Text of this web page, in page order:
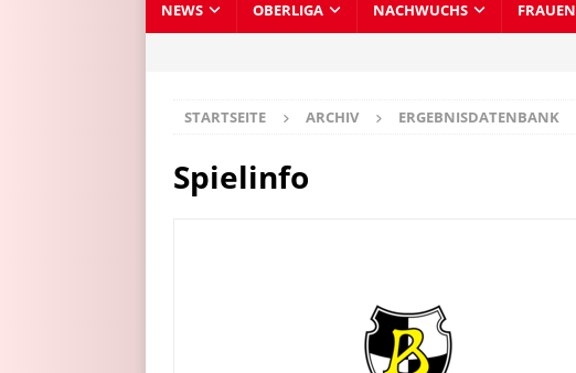
NEWS OBERLIGA NACHWUCHS FRAUEN
STARTSEITE ARCHIV ERGEBNISDATENBANK
Spielinfo